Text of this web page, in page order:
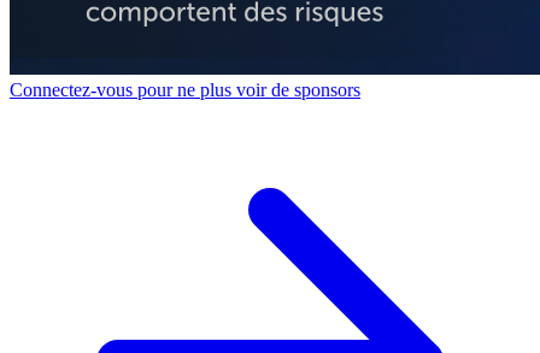
Connectez-vous pour ne plus voir de sponsors